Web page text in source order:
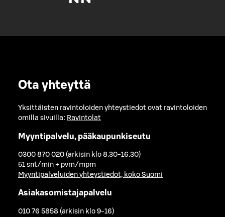
Ota yhteyttä
Yksittäisten ravintoloiden yhteystiedot ovat ravintoloiden
omilla sivuilla: Ravintolat
Myyntipalvelu, pääkaupunkiseutu
0300 870 020 (arkisin klo 8.30-16.30)
51 snt/min + pvm/mpm
Myyntipalveluiden yhteystiedot, koko Suomi
Asiakasomistajapalvelu
010 76 5858 (arkisin klo 9-16)